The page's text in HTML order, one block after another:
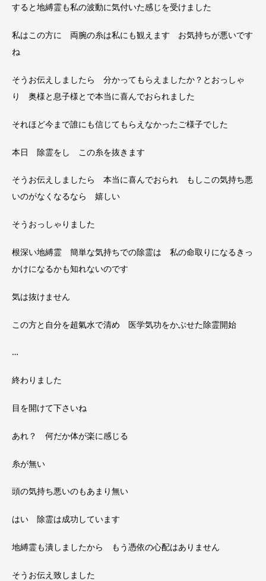
すると地縛霊も私の波動に気付いた感じを受けました
私はこの方に 両腕の糸は私にも観えます お気持ちが悪いです
ね
そうお伝えしましたら 分かってもらえましたか？とおっしゃ
り 奥様と息子様とで本当に喜んでおられました
それほど今まで誰にも信じてもらえなかったご様子でした
本日 除霊をし この糸を抜きます
そうお伝えしましたら 本当に喜んでおられ もしこの気持ち悪
いのがなくなるなら 嬉しい
そうおっしゃりました
根深い地縛霊 簡単な気持ちでの除霊は 私の命取りになるきっ
かけになるかも知れないのです
気は抜けません
この方と自分を超氣水で清め 医学気功をかぶせた除霊開始
…
終わりました
目を開けて下さいね
あれ？ 何だか体が楽に感じる
糸が無い
頭の気持ち悪いのもあまり無い
はい 除霊は成功しています
地縛霊も潰しましたから もう憑依の心配はありません
そうお伝え致しました